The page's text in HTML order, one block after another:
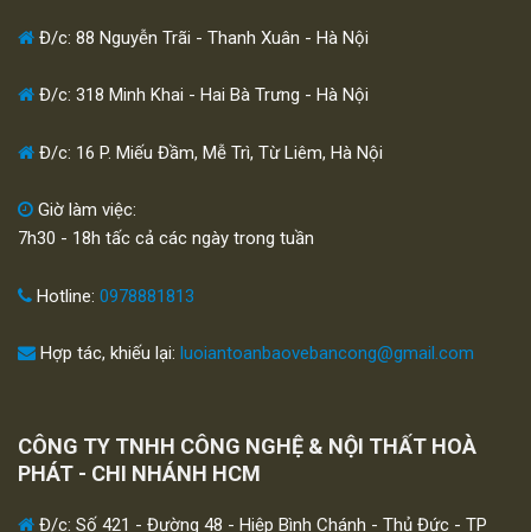
Đ/c: 88 Nguyễn Trãi - Thanh Xuân - Hà Nội
Đ/c: 318 Minh Khai - Hai Bà Trưng - Hà Nội
Đ/c: 16 P. Miếu Đầm, Mễ Trì, Từ Liêm, Hà Nội
Giờ làm việc:
7h30 - 18h tấc cả các ngày trong tuần
Hotline: 0978881813
Hợp tác, khiếu lại: luoiantoanbaovebancong@gmail.com
CÔNG TY TNHH CÔNG NGHỆ & NỘI THẤT HOÀ
PHÁT - CHI NHÁNH HCM
Đ/c: Số 421 - Đường 48 - Hiệp Bình Chánh - Thủ Đức - TP